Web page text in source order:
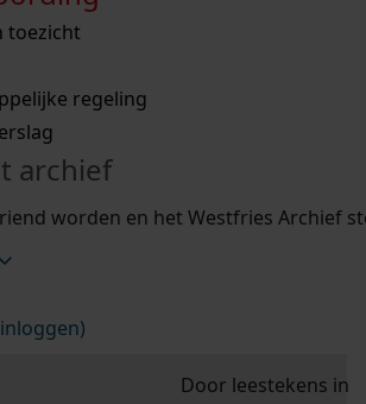
weg met een aantal zoektips.
weg met een aantal zoektips.
toezicht
regeling
archief
worden en het Westfries Archief
u op weg.
Door leestekens in